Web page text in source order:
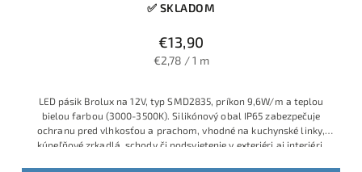
✅ SKLADOM
€13,90
€2,78 / 1 m
LED pásik Brolux na 12V, typ SMD2835, príkon 9,6W/m a teplou
bielou farbou (3000-3500K). Silikónový obal IP65 zabezpečuje
ochranu pred vlhkosťou a prachom, vhodné na kuchynské linky,
kúpeľňové zrkadlá, schody či podsvietenie v exteriéri aj interiéri.